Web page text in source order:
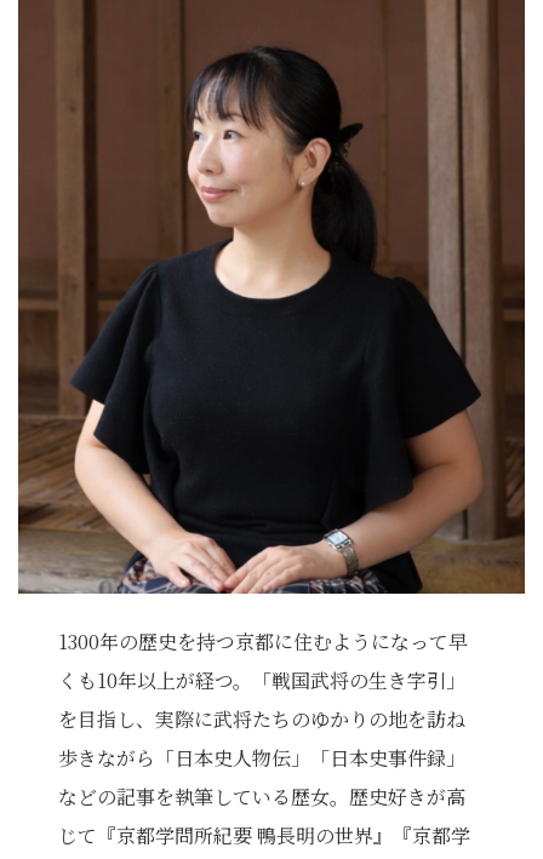
1300年の歴史を持つ京都に住むようになって早
くも10年以上が経つ。「戦国武将の生き字引」
を目指し、実際に武将たちのゆかりの地を訪ね
歩きながら「日本史人物伝」「日本史事件録」
などの記事を執筆している歴女。歴史好きが高
じて『京都学問所紀要 鴨長明の世界』『京都学